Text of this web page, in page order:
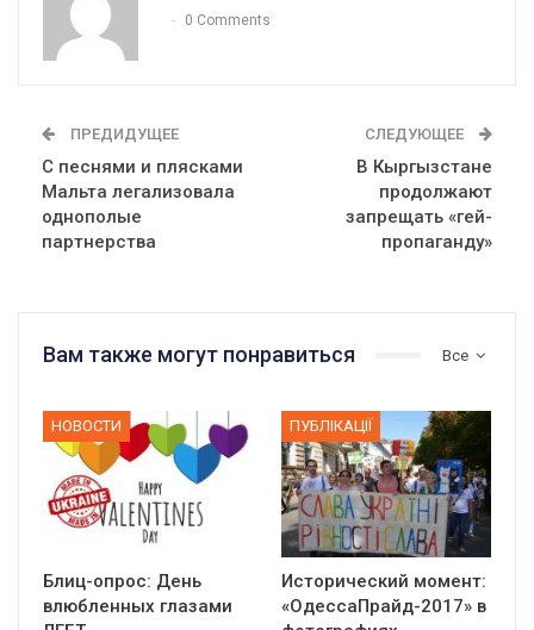
0 Comments
ПРЕДИДУЩЕЕ
С песнями и плясками
Мальта легализовала
однополые
партнерства
СЛЕДУЮЩЕЕ
В Кыргызстане
продолжают
запрещать «гей-
пропаганду»
Все
Вам также могут понравиться
НОВОСТИ
Блиц-опрос: День
влюбленных глазами
ПУБЛІКАЦІЇ
Исторический момент:
«ОдессаПрайд-2017» в